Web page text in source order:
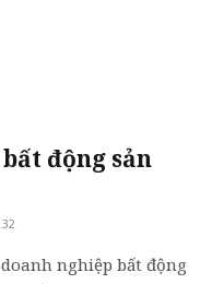
động sản
nghiệp bất động